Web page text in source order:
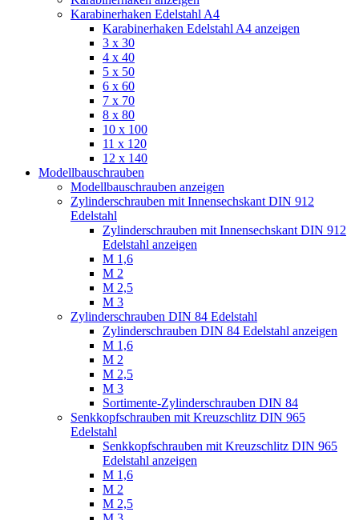
Karabinerhaken Edelstahl A4
Karabinerhaken Edelstahl A4 anzeigen
3 x 30
4 x 40
5 x 50
6 x 60
7 x 70
8 x 80
10 x 100
11 x 120
12 x 140
Modellbauschrauben
Modellbauschrauben anzeigen
Zylinderschrauben mit Innensechskant DIN 912
Edelstahl
Zylinderschrauben mit Innensechskant DIN 912
Edelstahl anzeigen
M 1,6
M 2
M 2,5
M 3
Zylinderschrauben DIN 84 Edelstahl
Zylinderschrauben DIN 84 Edelstahl anzeigen
M 1,6
M 2
M 2,5
M 3
Sortimente-Zylinderschrauben DIN 84
Senkkopfschrauben mit Kreuzschlitz DIN 965
Edelstahl
Senkkopfschrauben mit Kreuzschlitz DIN 965
Edelstahl anzeigen
M 1,6
M 2
M 2,5